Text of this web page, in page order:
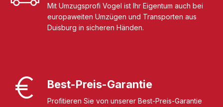
Mit Umzugsprofi Vogel ist Ihr Eigentum auch bei
europaweiten Umzügen und Transporten aus
Duisburg in sicheren Händen.
Best-Preis-Garantie
Profitieren Sie von unserer Best-Preis-Garantie